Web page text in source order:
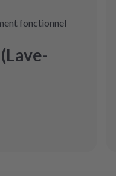
fonctionnel